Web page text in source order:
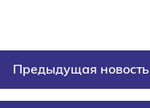
Предыдущая новость